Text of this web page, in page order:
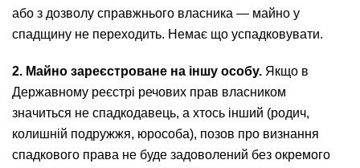
або з дозволу справжнього власника — майно у
спадщину не переходить. Немає що успадковувати.
2. Майно зареєстроване на іншу особу. Якщо в
Державному реєстрі речових прав власником
значиться не спадкодавець, а хтось інший (родич,
колишній подружжя, юрособа), позов про визнання
спадкового права не буде задоволений без окремого